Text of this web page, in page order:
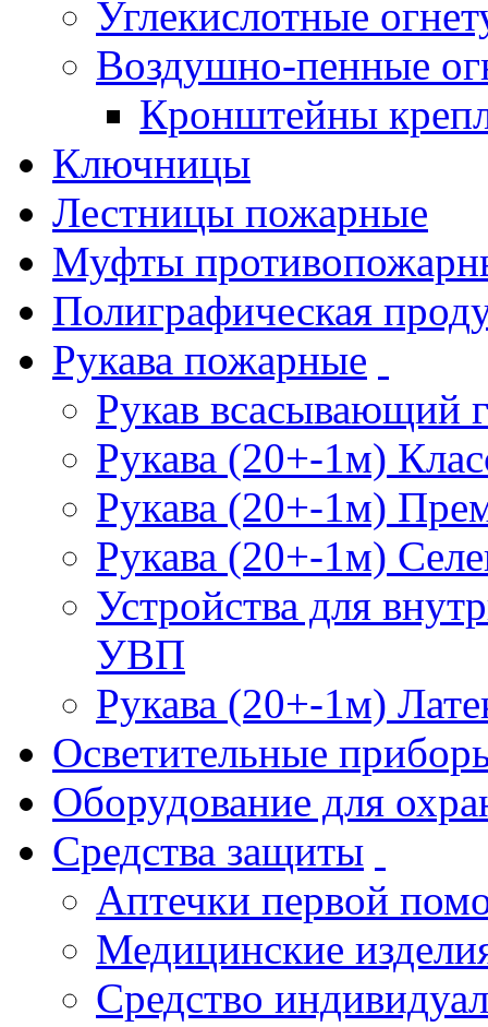
Углекислотные
Воздушно-пенные
Кронштейны
Ключницы
Лестницы пожарные
Муфты
Полиграфическая
Рукава пожарные
Рукав всасывающий
Рукава (20+-1м)
Рукава (20+-1м)
Рукава (20+-1м)
Устройства для
УВП
Рукава (20+-1м)
Осветительные
Оборудование для
Средства защиты
Аптечки первой
Медицинские
Средство